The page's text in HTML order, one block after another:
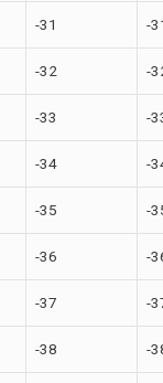
-31 -
-32 -
-33 -
-34 -
-35 -
-36 -
-37 -
-38 -